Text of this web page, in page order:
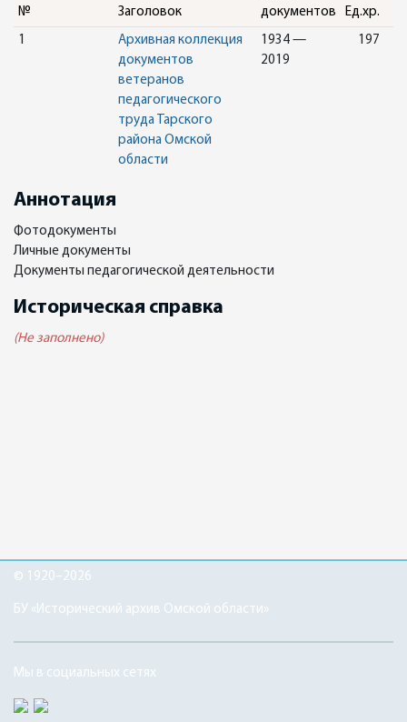
№ Заголовок
документов
Ед.хр.
1
Архивная коллекция
документов
ветеранов
педагогического
труда Тарского
района Омской
области
1934 —
2019
197
Аннотация
Фотодокументы
Личные документы
Документы педагогической деятельности
Историческая справка
(Не заполнено)
© 1920–2026
БУ «Исторический архив Омской области»
Мы в социальных сетях